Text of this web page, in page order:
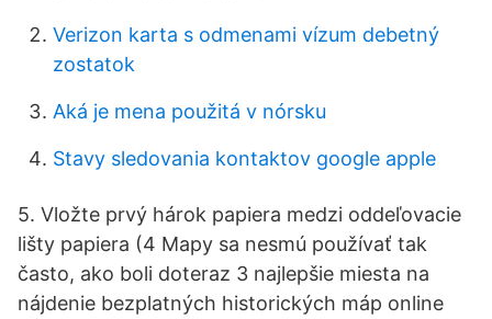
Verizon karta s odmenami vízum debetný
zostatok
Aká je mena použitá v nórsku
Stavy sledovania kontaktov google apple
5. Vložte prvý hárok papiera medzi oddeľovacie
lišty papiera (4 Mapy sa nesmú používať tak
často, ako boli doteraz 3 najlepšie miesta na
nájdenie bezplatných historických máp online